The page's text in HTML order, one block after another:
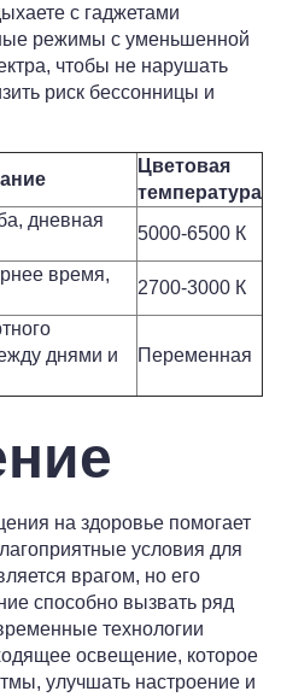
с гаджетами
режимы с уменьшенной
чтобы не нарушать
риск бессонницы и
Цветовая
температура
дневная
5000-6500 К
время,
2700-3000 К
днями и
Переменная
на здоровье помогает
условия для
врагом, но его
способно вызвать ряд
технологии
освещение, которое
улучшать настроение и